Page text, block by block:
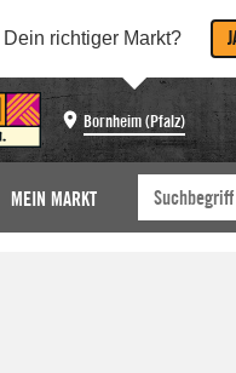
Dein richtiger Markt?
Bornheim (Pfalz)
MEIN MARKT